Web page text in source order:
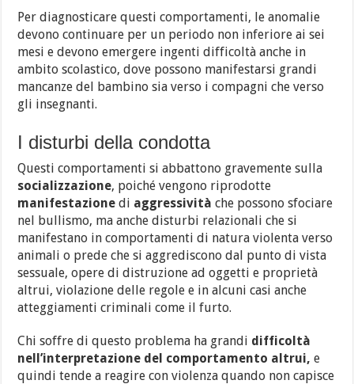
Per diagnosticare questi comportamenti, le anomalie
devono continuare per un periodo non inferiore ai sei
mesi e devono emergere ingenti difficoltà anche in
ambito scolastico, dove possono manifestarsi grandi
mancanze del bambino sia verso i compagni che verso
gli insegnanti.
I disturbi della condotta
Questi comportamenti si abbattono gravemente sulla
socializzazione, poiché vengono riprodotte
manifestazione di aggressività che possono sfociare
nel bullismo, ma anche disturbi relazionali che si
manifestano in comportamenti di natura violenta verso
animali o prede che si aggrediscono dal punto di vista
sessuale, opere di distruzione ad oggetti e proprietà
altrui, violazione delle regole e in alcuni casi anche
atteggiamenti criminali come il furto.
Chi soffre di questo problema ha grandi difficoltà
nell’interpretazione del comportamento altrui, e
quindi tende a reagire con violenza quando non capisce